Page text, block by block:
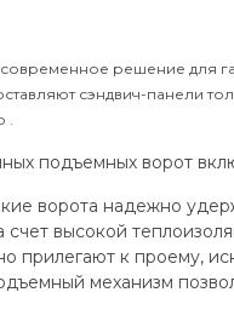
решение для
сэндвич-
.
подъемных ворот
ворота надежно
счет высокой
прилегают к проему,
механизм